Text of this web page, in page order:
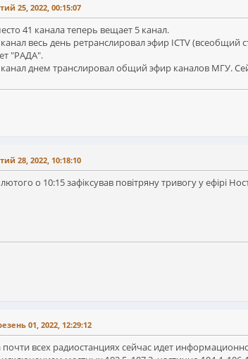
25, 2022, 00:15:07
41 канала теперь вещает 5 канал.
канал весь день ретранслировал эфир ICTV
"РАДА".
днем транслировал общий эфир каналов МГУ.
28, 2022, 10:18:10
о 10:15 зафіксував повітряну тривогу у ефірі
01, 2022, 12:29:12
почти всех радиостанциях сейчас идет